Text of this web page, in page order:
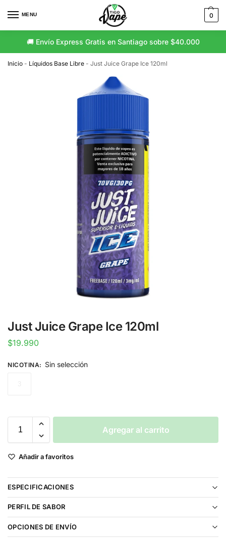
MENU 0
🚚 Envío Express Gratis en Santiago sobre $40.000
Inicio - Líquidos Base Libre - Just Juice Grape Ice 120ml
Just Juice Grape Ice 120ml
$19.990
NICOTINA: Sin selección
Agregar al carrito
Añadir a favoritos
ESPECIFICACIONES
PERFIL DE SABOR
OPCIONES DE ENVÍO